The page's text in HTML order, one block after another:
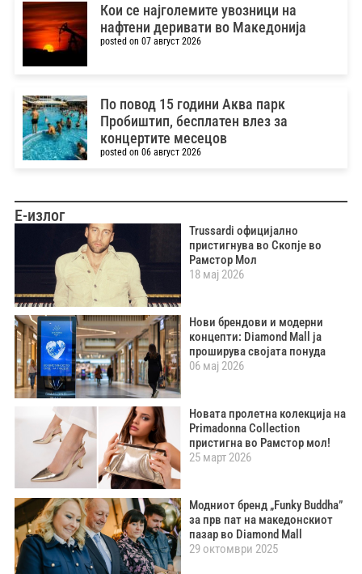
Кои се најголемите увозници на
нафтени деривати во Македонија
posted on 07 август 2026
По повод 15 години Аква парк
Пробиштип, бесплатен влез за
концертите месецов
posted on 06 август 2026
Е-излог
Trussardi официјално
пристигнува во Скопје во
Рамстор Мол
18 мај 2026
Нови брендови и модерни
концепти: Diamond Mall ја
проширува својата понуда
06 мај 2026
Новата пролетна колекција на
Primadonna Collection
пристигна во Рамстор мол!
25 март 2026
Модниот бренд „Funky Buddha”
за прв пат на македонскиот
пазар во Diamond Mall
29 октомври 2025